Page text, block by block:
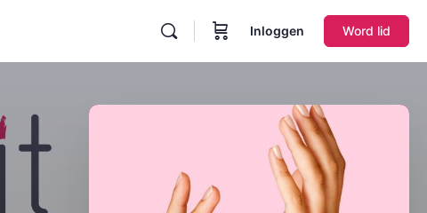
Inloggen Word lid